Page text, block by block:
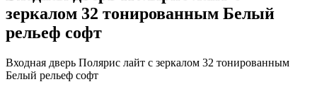
зеркалом 32 тонированным Белый
рельеф софт
Входная дверь Полярис лайт с зеркалом 32 тонированным
Белый рельеф софт